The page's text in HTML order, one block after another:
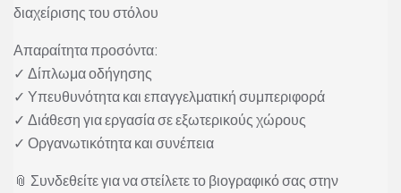
διαχείρισης του στόλου
Απαραίτητα προσόντα:
✓ Δίπλωμα οδήγησης
✓ Υπευθυνότητα και επαγγελματική συμπεριφορά
✓ Διάθεση για εργασία σε εξωτερικούς χώρους
✓ Οργανωτικότητα και συνέπεια
📎 Συνδεθείτε για να στείλετε το βιογραφικό σας στην